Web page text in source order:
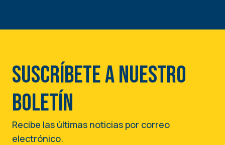
Suscríbete a nuestro
boletín
Recibe las últimas noticias por correo
electrónico.